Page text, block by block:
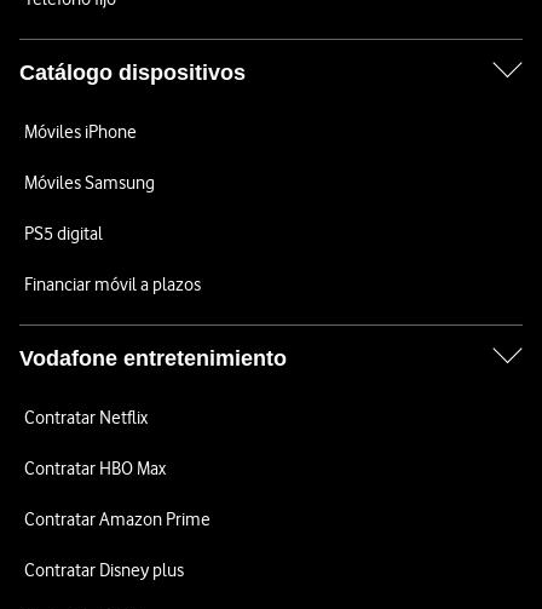
Catálogo dispositivos
Móviles iPhone
Móviles Samsung
PS5 digital
Financiar móvil a plazos
Vodafone entretenimiento
Contratar Netflix
Contratar HBO Max
Contratar Amazon Prime
Contratar Disney plus